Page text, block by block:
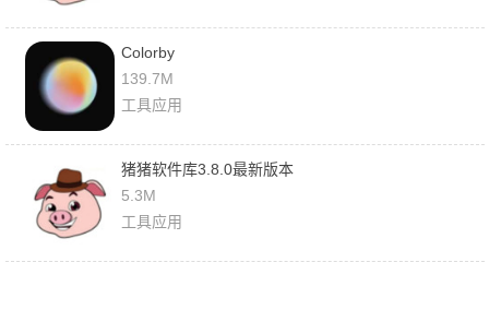
Colorby
139.7M
工具应用
猪猪软件库3.8.0最新版本
5.3M
工具应用